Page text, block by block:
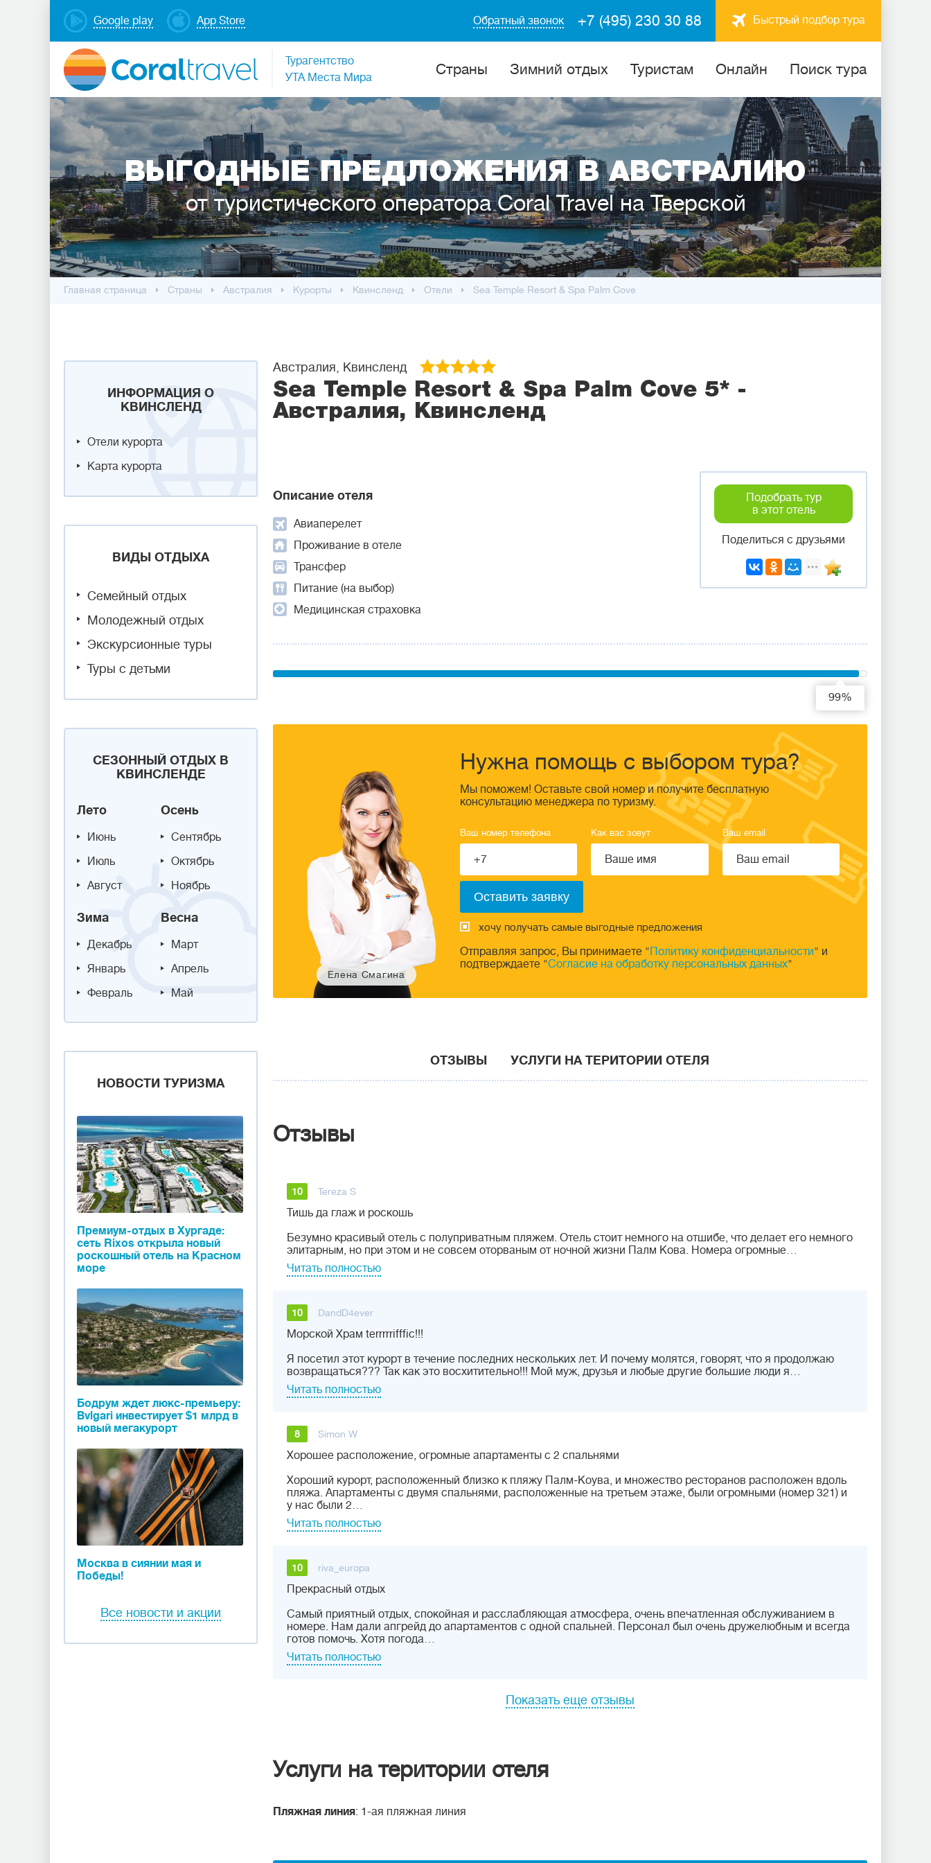
Google play App Store Быстрый подбор тура
+7 (495) 230 30 88
Обратный звонок
Турагентство
УТА Места Мира
Cтраны Зимний отдых Туристам Онлайн Поиск тура
ВЫГОДНЫЕ ПРЕДЛОЖЕНИЯ В АВСТРАЛИЮ
от туристического оператора Coral Travel на Тверской
Главная страница Cтраны Австралия Курорты Квинсленд Отели Sea Temple Resort & Spa Palm Cove
ИНФОРМАЦИЯ О
КВИНСЛЕНД
Отели курорта
Карта курорта
ВИДЫ ОТДЫХА
Семейный отдых
Молодежный отдых
Экскурсионные туры
Туры с детьми
СЕЗОННЫЙ ОТДЫХ В
КВИНСЛЕНДЕ
Лето
Июнь
Июль
Август
Осень
Сентябрь
Октябрь
Ноябрь
Зима
Декабрь
Январь
Февраль
Весна
Март
Апрель
Май
НОВОСТИ ТУРИЗМА
Премиум-отдых в Хургаде:
сеть Rixos открыла новый
роскошный отель на Красном
море
Бодрум ждет люкс-премьеру:
Bvlgari инвестирует $1 млрд в
новый мегакурорт
Москва в сиянии мая и
Победы!
Все новости и акции
Австралия, Квинсленд
Sea Temple Resort & Spa Palm Cove 5* -
Австралия, Квинсленд
Описание отеля
Авиаперелет
Проживание в отеле
Трансфер
Питание (на выбор)
Медицинская страховка
Подобрать тур
в этот отель
Поделиться с друзьями
99%
Елена Смагина
Нужна помощь с выбором тура?
Мы поможем! Оставьте свой номер и получите бесплатную
консультацию менеджера по туризму.
Ваш номер телефона Как вас зовут Ваш email
хочу получать самые выгодные предложения
Отправляя запрос, Вы принимаете " Политику конфиденциальности" и
подтверждаете "Согласие на обработку персональных данных"
ОТЗЫВЫ УСЛУГИ НА ТЕРИТОРИИ ОТЕЛЯ
Отзывы
10 Tereza S
Тишь да глаж и роскошь
Безумно красивый отель с полуприватным пляжем. Отель стоит немного на отшибе, что делает его немного
элитарным, но при этом и не совсем оторваным от ночной жизни Палм Кова. Номера огромные…
Читать полностью
10 DandD4ever
Морской Храм terrrrrifffic!!!
Я посетил этот курорт в течение последних нескольких лет. И почему молятся, говорят, что я продолжаю
возвращаться??? Так как это восхитительно!!! Мой муж, друзья и любые другие большие люди я…
Читать полностью
8 Simon W
Хорошее расположение, огромные апартаменты с 2 спальнями
Хороший курорт, расположенный близко к пляжу Палм-Коува, и множество ресторанов расположен вдоль
пляжа. Апартаменты с двумя спальнями, расположенные на третьем этаже, были огромными (номер 321) и
у нас были 2…
Читать полностью
10 riva_europa
Прекрасный отдых
Самый приятный отдых, спокойная и расслабляющая атмосфера, очень впечатленная обслуживанием в
номере. Нам дали апгрейд до апартаментов с одной спальней. Персонал был очень дружелюбным и всегда
готов помочь. Хотя погода…
Читать полностью
Показать еще отзывы
Услуги на територии отеля
Пляжная линия: 1-ая пляжная линия